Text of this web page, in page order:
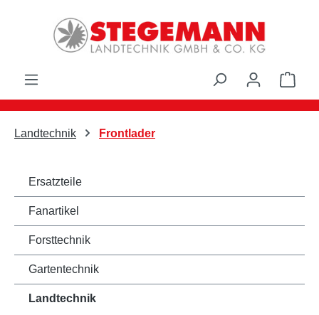
Zum Hauptinhalt springen
Landtechnik Frontlader
Ersatzteile
Fanartikel
Forsttechnik
Gartentechnik
Landtechnik